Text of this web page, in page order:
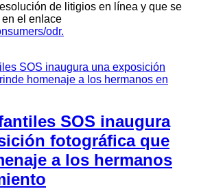
de litigios en línea y que se
el enlace
odr.
SOS inaugura
fotográfica que
a los hermanos